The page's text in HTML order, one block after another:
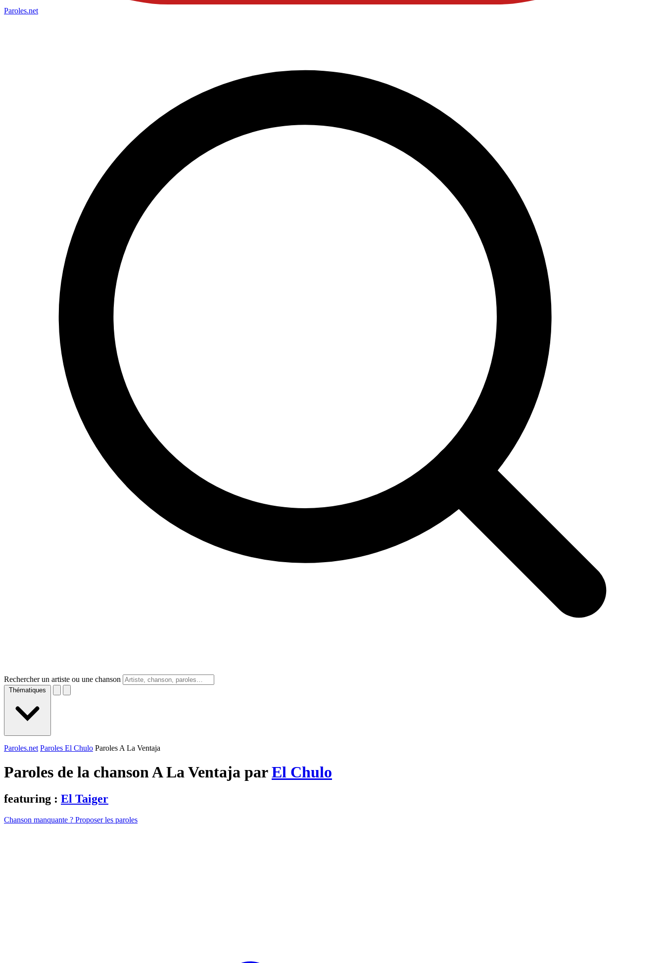
Paroles.net
Rechercher un artiste ou une chanson
Thématiques
Paroles.net Paroles El Chulo Paroles A La Ventaja
Paroles de la chanson A La Ventaja parEl Chulo
featuring : El Taiger
Chanson manquante ? Proposer les paroles